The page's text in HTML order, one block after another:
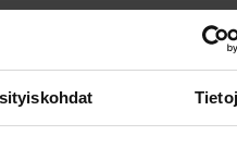
elvytysnukke
Kids save lives,